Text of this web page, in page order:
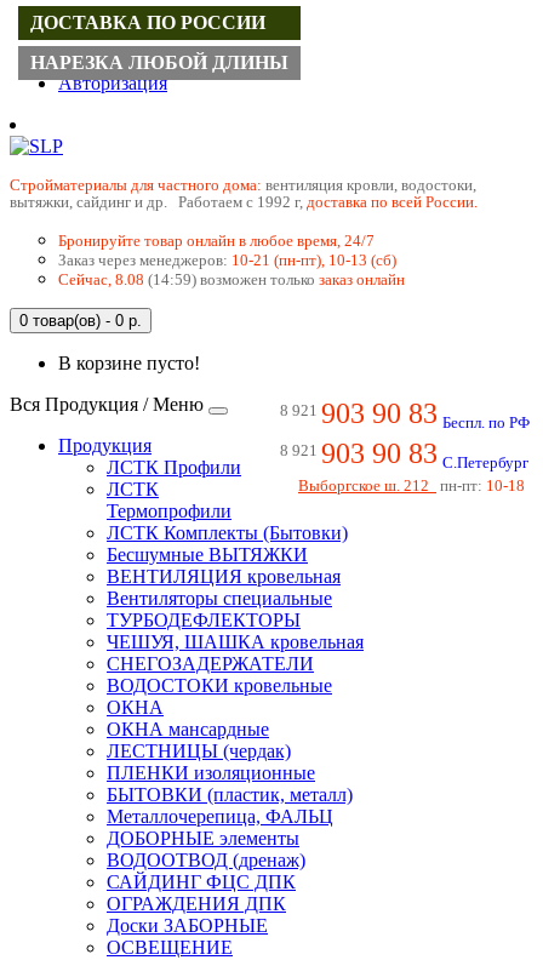
Регистрация
Авторизация
Cтройматериалы для частного дома: вентиляция кровли, водостоки,
вытяжки, сайдинг и др. Работаем с 1992 г, доставка по всей России.
Бронируйте товар онлайн в любое время, 24/7
Заказ через менеджеров: 10-21 (пн-пт), 10-13 (сб)
Сейчас, 8.08 (14:59) возможен только заказ онлайн
0 товар(ов) - 0 р.
В корзине пусто!
8 921 903 90 83 Беспл. по РФ
8 921 903 90 83 С.Петербург
Выборгское ш. 212
пн-пт: 10-18
Вся Продукция / Меню
Продукция
ЛСТК Профили
ЛСТК
Термопрофили
ЛСТК Комплекты (Бытовки)
Бесшумные ВЫТЯЖКИ
ВЕНТИЛЯЦИЯ кровельная
Вентиляторы специальные
ТУРБОДЕФЛЕКТОРЫ
ЧЕШУЯ, ШАШКА кровельная
СНЕГОЗАДЕРЖАТЕЛИ
ВОДОСТОКИ кровельные
ОКНА
ОКНА мансардные
ЛЕСТНИЦЫ (чердак)
ПЛЕНКИ изоляционные
БЫТОВКИ (пластик, металл)
Металлочерепица, ФАЛЬЦ
ДОБОРНЫЕ элементы
ВОДООТВОД (дренаж)
САЙДИНГ ФЦС ДПК
ОГРАЖДЕНИЯ ДПК
Доски ЗАБОРНЫЕ
ОСВЕЩЕНИЕ
ДОСТАВКА ПО РОССИИ
НАРЕЗКА ЛЮБОЙ ДЛИНЫ